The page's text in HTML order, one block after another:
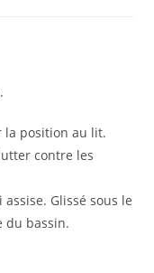
la position au lit.
contre les
Glissé sous le
du bassin.